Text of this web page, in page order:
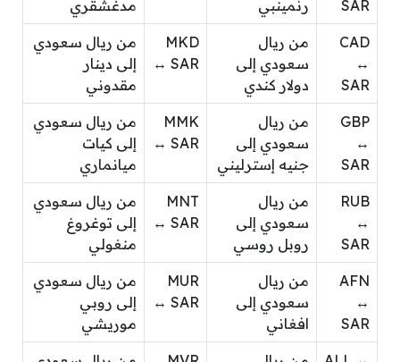
SAR
رنمينبي
مدغشقري
CAD
↔
SAR
من ريال
سعودي إلى
دولار كندي
MKD
↔ SAR
من ريال سعودي
إلى دينار
مقدوني
GBP
↔
SAR
من ريال
سعودي إلى
جنيه إسترليني
MMK
↔ SAR
من ريال سعودي
إلى كيات
ميانماري
RUB
↔
SAR
من ريال
سعودي إلى
روبل روسي
MNT
↔ SAR
من ريال سعودي
إلى توغروغ
منغولي
AFN
↔
SAR
من ريال
سعودي إلى
افغاني
MUR
↔ SAR
من ريال سعودي
إلى روبي
موريشي